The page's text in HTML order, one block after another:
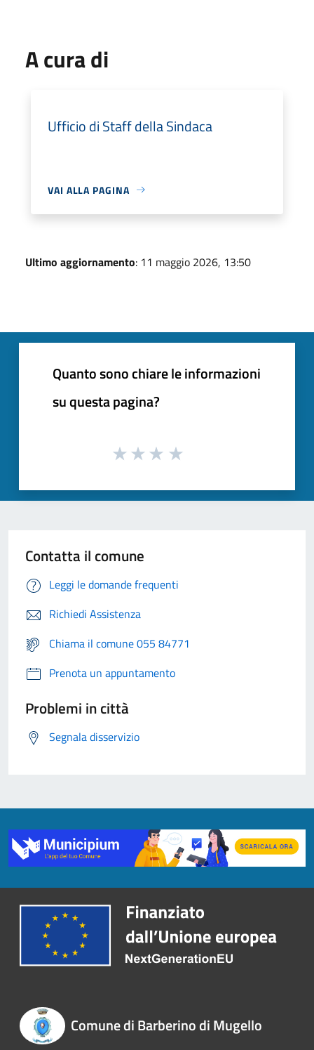
A cura di
Ufficio di Staff della Sindaca
VAI ALLA PAGINA
Ultimo aggiornamento: 11 maggio 2026, 13:50
Quanto sono chiare le informazioni
su questa pagina?
Contatta il comune
Leggi le domande frequenti
Richiedi Assistenza
Chiama il comune 055 84771
Prenota un appuntamento
Problemi in città
Segnala disservizio
Comune di Barberino di Mugello